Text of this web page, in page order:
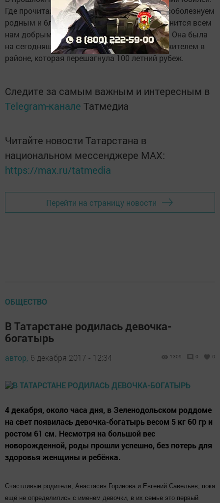
Где прочитала гостям суры из Корана. Мы соболезнуем
родным и близким Маулиды апа, она запомнится всем
нам добрым и жизнерадостным человеком. Она была
на сегодняшний день единственным долгожителем в
районе, которая перешагнула 100 летний рубеж.
Следите за самым важным и интересным в
Telegram-канале Татмедиа
Читайте новости Татарстана в
национальном мессенджере MАХ:
https://max.ru/tatmedia
Перейти на страницу новости
ОБЩЕСТВО
В Татарстане родилась девочка-
богатырь
автор, 6 декабря 2017 - 12:34 1309 0 0
4 декабря, около часа дня, в Зеленодольском роддоме
на свет появилась девочка-богатырь весом 5 кг 60 гр и
ростом 61 см. Несмотря на большой вес
новорожденной, роды прошли успешно, без потерь для
здоровья женщины и ребёнка.
Счастливые родители, Анастасия Горинова и Евгений Савельев, пока
ещё не определились с именем девочки, в их семье это первый